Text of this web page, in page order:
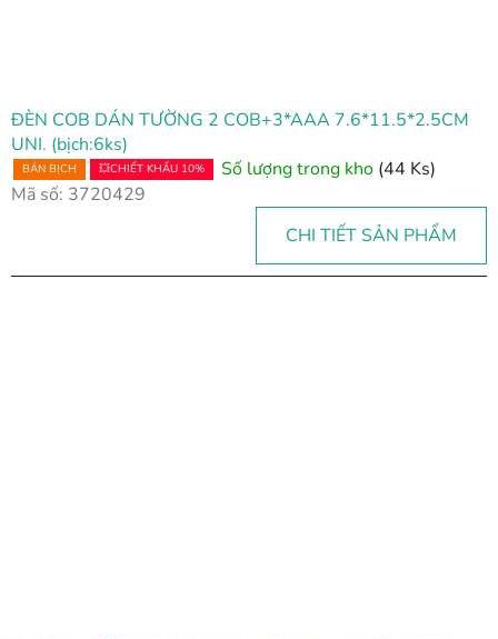
ĐÈN COB DÁN TƯỜNG 2 COB+3*AAA 7.6*11.5*2.5CM
UNI. (bịch:6ks)
BÁN BỊCH 💥CHIẾT KHẤU 10% Số lượng trong kho (44 Ks)
Mã số: 3720429
CHI TIẾT SẢN PHẨM